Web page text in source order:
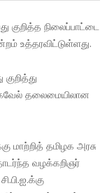
குறித்த நிலைப்பாட்டை
உத்தரவிட்டுள்ளது.
தலைமையிலான
மாற்றித் தமிழக அரசு
வழக்கறிஞர்